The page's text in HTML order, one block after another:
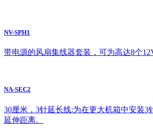
NV-SPH1
带电源的风扇集线器套装，可为高达8个
NA-SEC2
30厘米，3针延长线:为在更大机箱中安装3
延伸距离。